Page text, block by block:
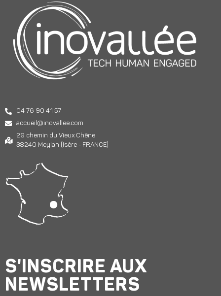
04 76 90 41 57
accueil@inovallee.com
29 chemin du Vieux Chêne
38240 Meylan (Isère - FRANCE)
S'INSCRIRE AUX
NEWSLETTERS